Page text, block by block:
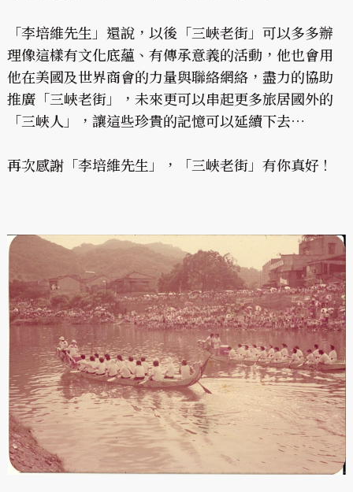
「李培維先生」還說，以後「三峽老街」可以多多辦
理像這樣有文化底蘊、有傳承意義的活動，他也會用
他在美國及世界商會的力量與聯絡網絡，盡力的協助
推廣「三峽老街」，未來更可以串起更多旅居國外的
「三峽人」，讓這些珍貴的記憶可以延續下去…
再次感謝「李培維先生」，「三峽老街」有你真好 !